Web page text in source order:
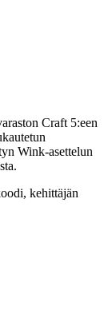
Craft 5:een
Wink-asettelun
kehittäjän